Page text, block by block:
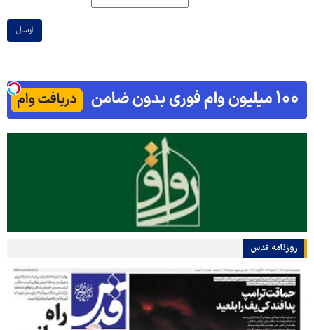
ارسال
روزنامه قدس